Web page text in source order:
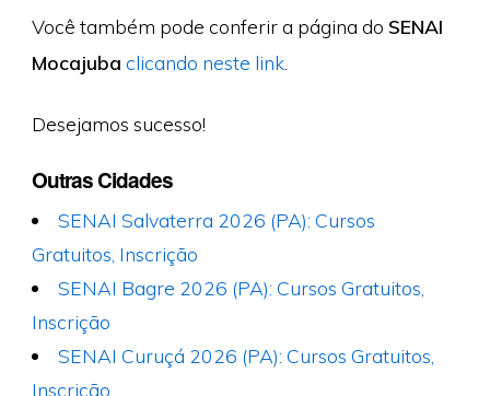
Você também pode conferir a página do SENAI
Mocajuba clicando neste link.
Desejamos sucesso!
Outras Cidades
SENAI Salvaterra 2026 (PA): Cursos
Gratuitos, Inscrição
SENAI Bagre 2026 (PA): Cursos Gratuitos,
Inscrição
SENAI Curuçá 2026 (PA): Cursos Gratuitos,
Inscrição